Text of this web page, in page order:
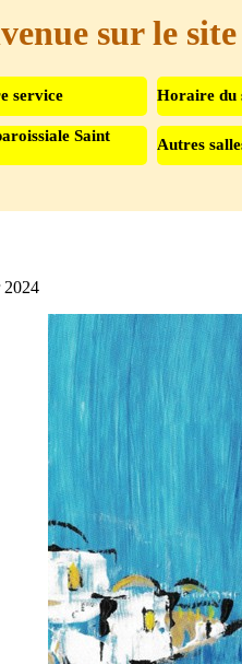
sur le
service Horaire du
Saint
Autres
2024